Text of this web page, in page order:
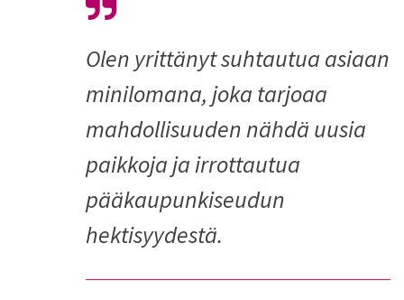
Olen yrittänyt suhtautua asiaan
minilomana, joka tarjoaa
mahdollisuuden nähdä uusia
paikkoja ja irrottautua
pääkaupunki­seudun
hektisyydestä.